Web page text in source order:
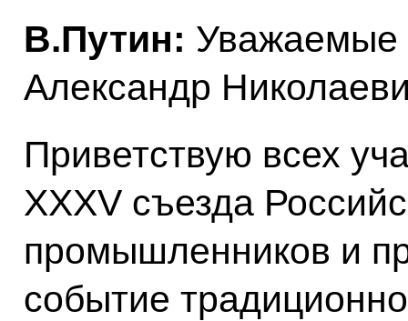
В.Путин: Уважаемые
Александр
Приветствую всех
XXXV съезда
промышленников и
событие